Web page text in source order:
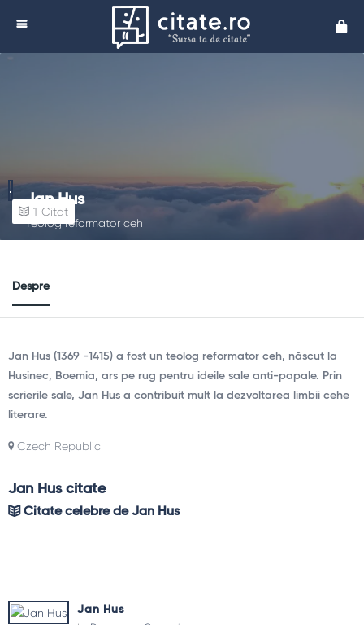
Jan Hus
Teolog reformator ceh
1 Citat
Despre
Jan Hus (1369 -1415) a fost un teolog reformator ceh, născut la
Husinec, Boemia, ars pe rug pentru ideile sale anti-papale. Prin
scrierile sale, Jan Hus a contribuit mult la dezvoltarea limbii cehe
literare.
Czech Republic
Jan Hus citate
Citate celebre de Jan Hus
Jan Hus